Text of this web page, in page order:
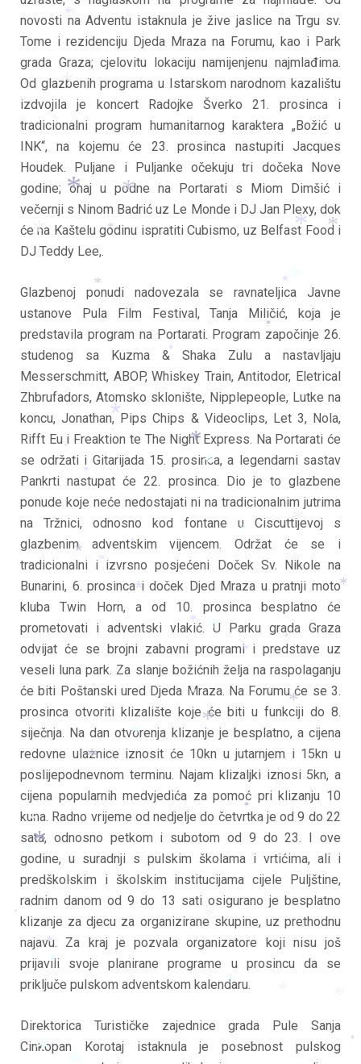
novosti na Adventu istaknula je žive jaslice na Trgu sv.
Tome i rezidenciju Djeda Mraza na Forumu, kao i Park
grada Graza; cjelovitu lokaciju namijenjenu najmlađima.
Od glazbenih programa u Istarskom narodnom kazalištu
izdvojila je koncert Radojke Šverko 21. prosinca i
tradicionalni program humanitarnog karaktera „Božić u
INK“, na kojemu će 23. prosinca nastupiti Jacques
Houdek. Puljane i Puljanke očekuju tri dočeka Nove
godine; onaj u podne na Portarati s Miom Dimšić i
večernji s Ninom Badrić uz Le Monde i DJ Jan Plexy, dok
će na Kaštelu godinu ispratiti Cubismo, uz Belfast Food i
DJ Teddy Lee,.
Glazbenoj ponudi nadovezala se ravnateljica Javne
ustanove Pula Film Festival, Tanja Miličić, koja je
predstavila program na Portarati. Program započinje 26.
studenog sa Kuzma & Shaka Zulu a nastavljaju
Messerschmitt, ABOP, Whiskey Train, Antitodor, Eletrical
Zhbrufadors, Atomsko sklonište, Nipplepeople, Lutke na
koncu, Jonathan, Pips Chips & Videoclips, Let 3, Nola,
Rifft Eu i Freaktion te The Night Express. Na Portarati će
se održati i Gitarijada 15. prosinca, a legendarni sastav
Pankrti nastupat će 22. prosinca. Dio je to glazbene
ponude koje neće nedostajati ni na tradicionalnim jutrima
na Tržnici, odnosno kod fontane u Ciscuttijevoj s
glazbenim adventskim vijencem. Održat će se i
tradicionalni i izvrsno posjećeni Doček Sv. Nikole na
Bunarini, 6. prosinca i doček Djed Mraza u pratnji moto
kluba Twin Horn, a od 10. prosinca besplatno će
prometovati i adventski vlakić. U Parku grada Graza
odvijat će se brojni zabavni programi i predstave uz
veseli luna park. Za slanje božićnih želja na raspolaganju
će biti Poštanski ured Djeda Mraza. Na Forumu će se 3.
prosinca otvoriti klizalište koje će biti u funkciji do 8.
siječnja. Na dan otvorenja klizanje je besplatno, a cijena
redovne ulaznice iznosit će 10kn u jutarnjem i 15kn u
poslijepodnevnom terminu. Najam klizaljki iznosi 5kn, a
cijena popularnih medvjedića za pomoć pri klizanju 10
kuna. Radno vrijeme od nedjelje do četvrtka je od 9 do 22
sata, odnosno petkom i subotom od 9 do 23. I ove
godine, u suradnji s pulskim školama i vrtićima, ali i
predškolskim i školskim institucijama cijele Puljštine,
radnim danom od 9 do 13 sati osigurano je besplatno
klizanje za djecu za organizirane skupine, uz prethodnu
najavu. Za kraj je pozvala organizatore koji nisu još
prijavili svoje planirane programe u prosincu da se
priključe pulskom adventskom kalendaru.
Direktorica Turističke zajednice grada Pule Sanja
Cinkopan Korotaj istaknula je posebnost pulskog
*
*
*
*
*
*
*
*
*
*
*
*
*
*
*
*
*
*
*
*
*
*
*
*
*
*
*
*
*
*
*
*
*
*
*
*
*
*
*
*
*
*
*